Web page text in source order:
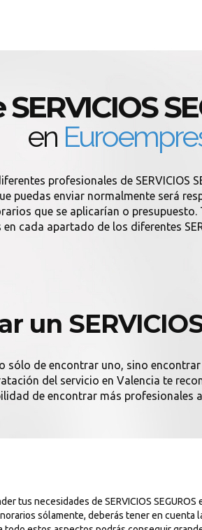
en
profesionales de SERVICIOS
puedas enviar normalmente será
que se aplicarían o
cada apartado de los diferentes
un
de encontrar uno, sino
del servicio en Valencia te
de encontrar más profesionales
necesidades de SERVICIOS
sólamente, deberás tener en